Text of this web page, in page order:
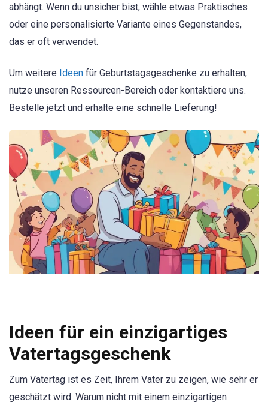
abhängt. Wenn du unsicher bist, wähle etwas Praktisches
oder eine personalisierte Variante eines Gegenstandes,
das er oft verwendet.
Um weitere Ideen für Geburtstagsgeschenke zu erhalten,
nutze unseren Ressourcen-Bereich oder kontaktiere uns.
Bestelle jetzt und erhalte eine schnelle Lieferung!
Ideen für ein einzigartiges
Vatertagsgeschenk
Zum Vatertag ist es Zeit, Ihrem Vater zu zeigen, wie sehr er
geschätzt wird. Warum nicht mit einem einzigartigen